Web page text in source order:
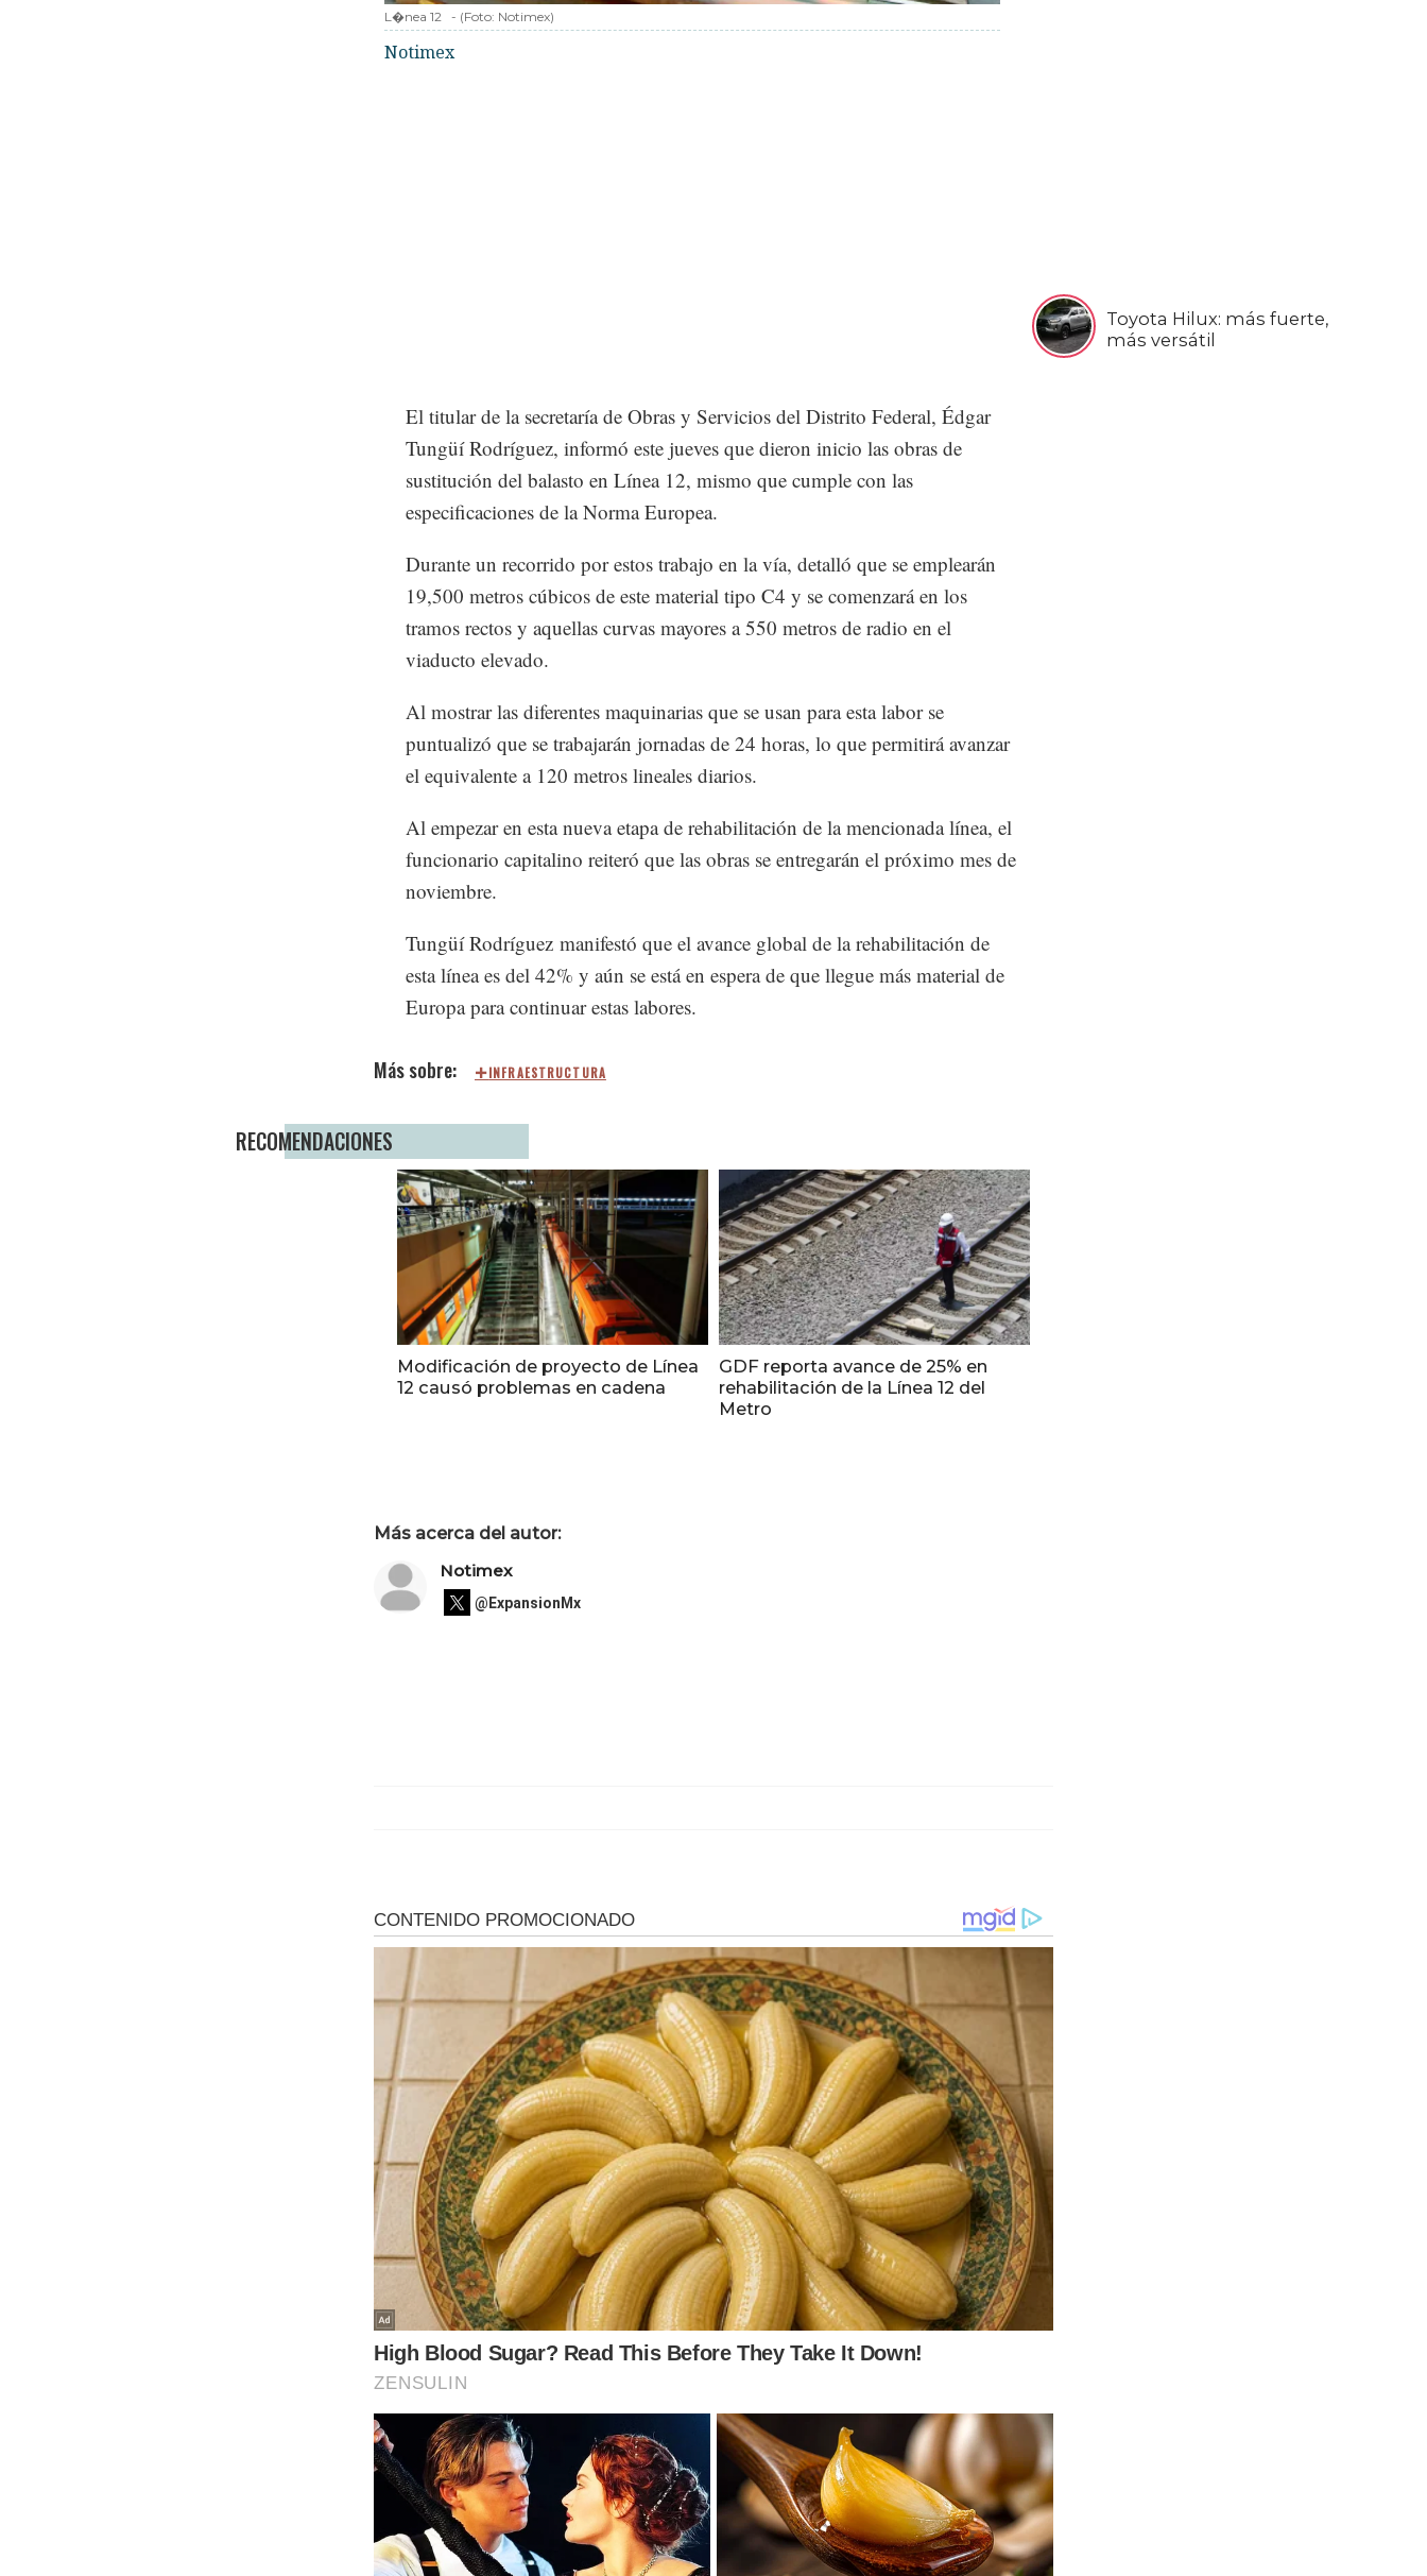
Toyota Hilux: más fuerte,
más versátil
L�nea 12 - (Foto: Notimex)
Notimex
El titular de la secretaría de Obras y Servicios del Distrito Federal, Édgar
Tungüí Rodríguez, informó este jueves que dieron inicio las obras de
sustitución del balasto en Línea 12, mismo que cumple con las
especificaciones de la Norma Europea.
Durante un recorrido por estos trabajo en la vía, detalló que se emplearán
19,500 metros cúbicos de este material tipo C4 y se comenzará en los
tramos rectos y aquellas curvas mayores a 550 metros de radio en el
viaducto elevado.
Al mostrar las diferentes maquinarias que se usan para esta labor se
puntualizó que se trabajarán jornadas de 24 horas, lo que permitirá avanzar
el equivalente a 120 metros lineales diarios.
Al empezar en esta nueva etapa de rehabilitación de la mencionada línea, el
funcionario capitalino reiteró que las obras se entregarán el próximo mes de
noviembre.
Tungüí Rodríguez manifestó que el avance global de la rehabilitación de
esta línea es del 42% y aún se está en espera de que llegue más material de
Europa para continuar estas labores.
INFRAESTRUCTURA
RECOMENDACIONES
Modificación de proyecto de Línea
12 causó problemas en cadena
GDF reporta avance de 25% en
rehabilitación de la Línea 12 del
Metro
Más acerca del autor:
Notimex
@ExpansionMx